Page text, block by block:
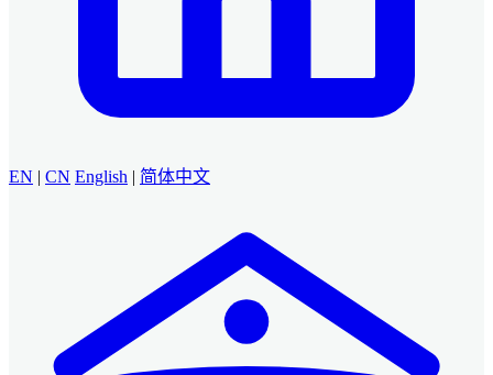
EN | CN English | 简体中文